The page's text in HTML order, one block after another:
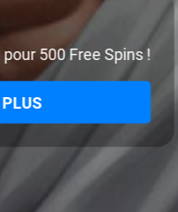
500 Free Spins !